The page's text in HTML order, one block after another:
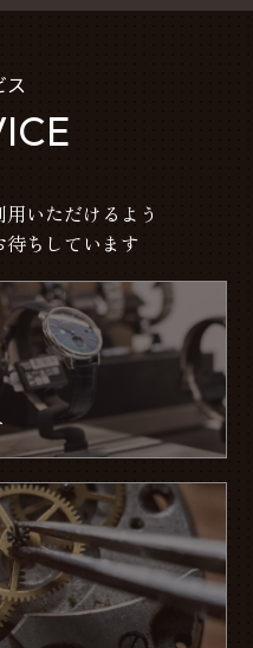
ス
いただけるよう
ちしています